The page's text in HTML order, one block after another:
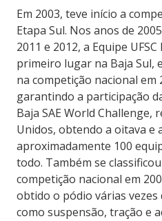
Em 2003, teve início a
Etapa Sul. Nos anos de
2011 e 2012, a Equipe
primeiro lugar na Baja Sul,
na competição nacional em
garantindo a participação
Baja SAE World Challenge,
Unidos, obtendo a oitava e
aproximadamente 100
todo. Também se
competição nacional em
obtido o pódio várias vezes
como suspensão, tração e